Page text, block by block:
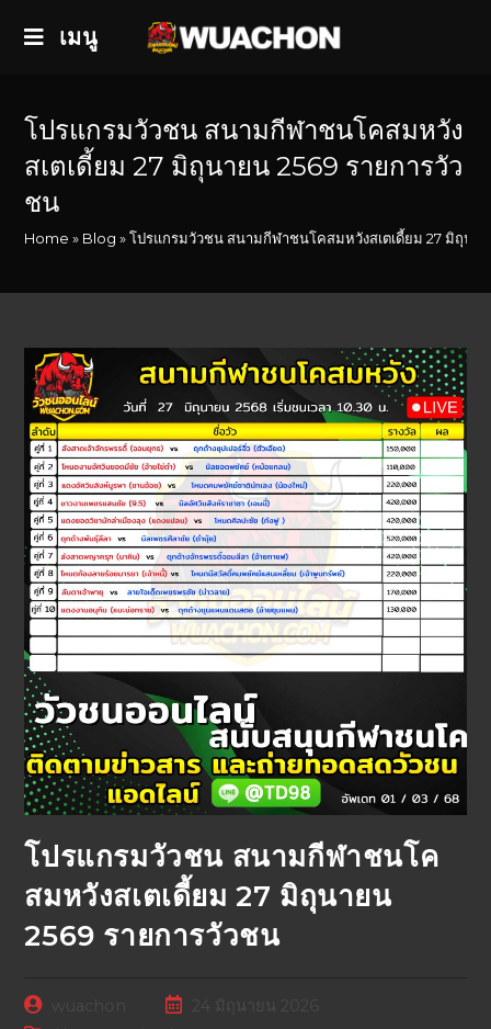
เมนู
โปรแกรมวัวชน สนามกีฬาชนโคสมหวัง
สเตเดี้ยม 27 มิถุนายน 2569 รายการวัว
ชน
Home » Blog »โปรแกรมวัวชน สนามกีฬาชนโคสมหวังสเตเดี้ยม 27 มิถุนา
โปรแกรมวัวชน สนามกีฬาชนโค
สมหวังสเตเดี้ยม 27 มิถุนายน
2569 รายการวัวชน
24 มิถุนายน 2026